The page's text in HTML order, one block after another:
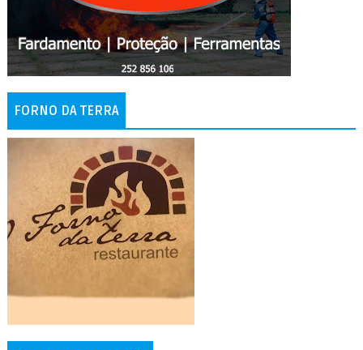
FORNO DA TERRA